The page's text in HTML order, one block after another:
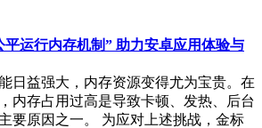
运行内存机制” 助力安卓应用体验与
日益强大，内存资源变得尤为宝贵。在
内存占用过高是导致卡顿、发热、后台
要原因之一。 为应对上述挑战，金标